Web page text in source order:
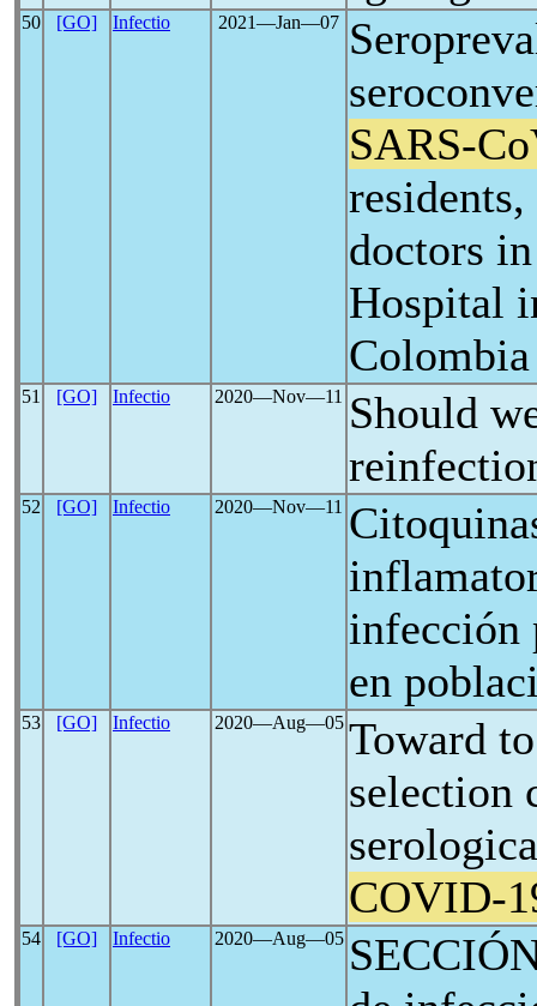
50 [GO] Infectio 2021―Jan―07
SARS-
doctors
Hospital
Colombia
51 [GO] Infectio 2020―Nov―11 Should
52 [GO] Infectio 2020―Nov―11
en
53 [GO] Infectio 2020―Aug―05 Toward
selection
COVID-
54 [GO] Infectio 2020―Aug―05